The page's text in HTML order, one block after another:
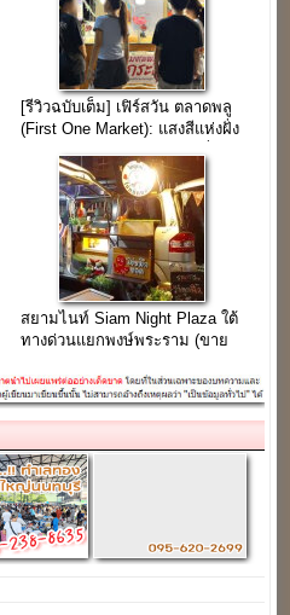
[รีวิวฉบับเต็ม] เฟิร์สวัน ตลาดพลู
(First One Market): แสงสีแห่งฝั่ง
ธนฯ และอาณาจักรของกินที่ไม่มี
วันหลับใหล
สยามไนท์ Siam Night Plaza ใต้
ทางด่วนแยกพงษ์พระราม (ขาย